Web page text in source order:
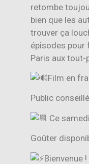
retombe
bien que les
trouver ça
épisodes pour
Paris aux tout-
Film en
Public
Ce
Goûter
Bienvenue